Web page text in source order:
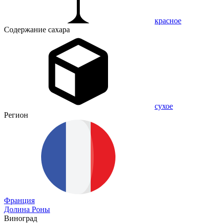
красное
Содержание сахара
сухое
Регион
Франция
Долина Роны
Виноград